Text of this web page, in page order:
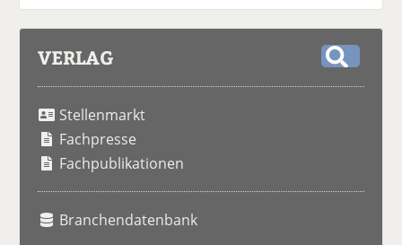
VERLAG
Stellenmarkt
Fachpresse
Fachpublikationen
Branchendatenbank